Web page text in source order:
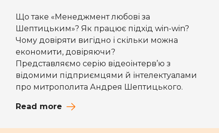
Що таке «Менеджмент любові за
Шептицьким»? Як працює підхід win-win?
Чому довіряти вигідно і скільки можна
економити, довіряючи?
Представляємо серію відеоінтерв’ю з
відомими підприємцями й інтелектуалами
про митрополита Андрея Шептицького.
Read more